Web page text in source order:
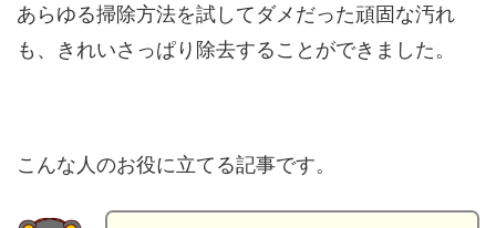
あらゆる掃除方法を試してダメだった頑固な汚れ
も、きれいさっぱり除去することができました。
こんな人のお役に立てる記事です。